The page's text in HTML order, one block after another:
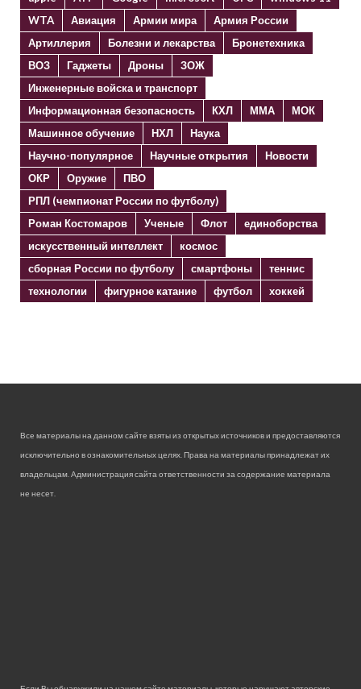
WTA
Авиация Армии мира
Армия России
Артиллерия
Болезни и лекарства
Бронетехника
ВОЗ
Гаджеты Дроны
ЗОЖ
Инженерные войска и транспорт
Информационная безопасность
КХЛ ММА
МОК
Машинное обучение
НХЛ
Наука
Научно-популярное
Научные открытия
Новости
ОКР
Оружие
ПВО
РПЛ (чемпионат России по футболу)
Роман Костомаров
Ученые Флот
единоборства
искусственный интеллект
космос
сборная России по футболу
смартфоны
теннис
технологии
фигурное катание футбол хоккей
Все материалы на данном сайте взяты из открытых источников и предоставляются
исключительно в ознакомительных целях. Права на материалы принадлежат их
владельцам. Администрация сайта ответственности за содержание материала
не несет.